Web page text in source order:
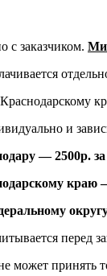
с заказчиком.
и
— 2500р. за
краю
перед
может принять